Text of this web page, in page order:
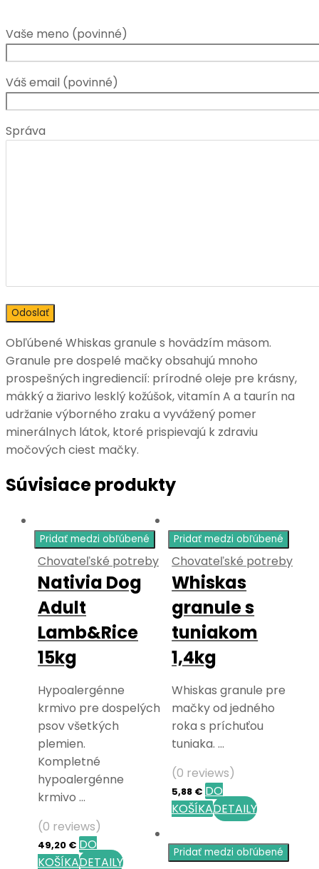
Vaše meno (povinné)
Váš email (povinné)
Správa
Obľúbené Whiskas granule s hovädzím mäsom.
Granule pre dospelé mačky obsahujú mnoho
prospešných ingrediencií: prírodné oleje pre krásny,
mäkký a žiarivo lesklý kožúšok, vitamín A a taurín na
udržanie výborného zraku a vyvážený pomer
minerálnych látok, ktoré prispievajú k zdraviu
močových ciest mačky.
Súvisiace produkty
Pridať medzi obľúbené
Chovateľské potreby
Nativia Dog
Adult
Lamb&Rice
15kg
Hypoalergénne
krmivo pre dospelých
psov všetkých
plemien.
Kompletné
hypoalergénne
krmivo …
(0 reviews)
49,20 € DO
KOŠÍKADETAILY
Pridať medzi obľúbené
Chovateľské potreby
Whiskas
granule s
tuniakom
1,4kg
Whiskas granule pre
mačky od jedného
roka s príchuťou
tuniaka. …
(0 reviews)
5,88 € DO
KOŠÍKADETAILY
Pridať medzi obľúbené